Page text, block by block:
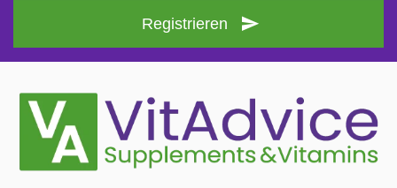
Registrieren